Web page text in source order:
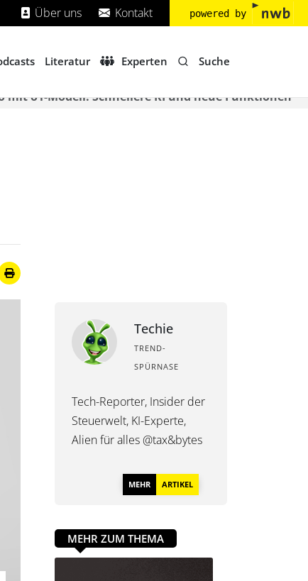
Über uns Kontakt powered by
Literatur Experten Suche
mit o1-Modell: Schnellere KI und neue Funktionen
Techie
TREND-
SPÜRNASE
Tech-Reporter, Insider der
Steuerwelt, KI-Experte,
Alien für alles @tax&bytes
MEHR ARTIKEL
MEHR ZUM THEMA